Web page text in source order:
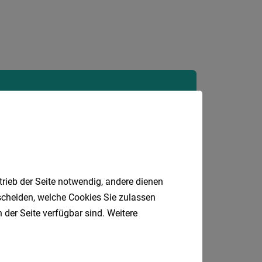
der Seite notwendig, andere dienen
welche Cookies Sie zulassen
Seite verfügbar sind. Weitere